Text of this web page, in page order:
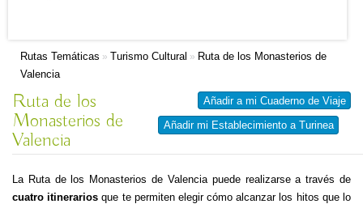
Rutas Temáticas » Turismo Cultural » Ruta de los Monasterios de
Valencia
Añadir a mi Cuaderno de Viaje
Añadir mi Establecimiento a Turinea
Ruta de los
Monasterios de
Valencia
La Ruta de los Monasterios de Valencia puede realizarse a través de
cuatro itinerarios que te permiten elegir cómo alcanzar los hitos que lo